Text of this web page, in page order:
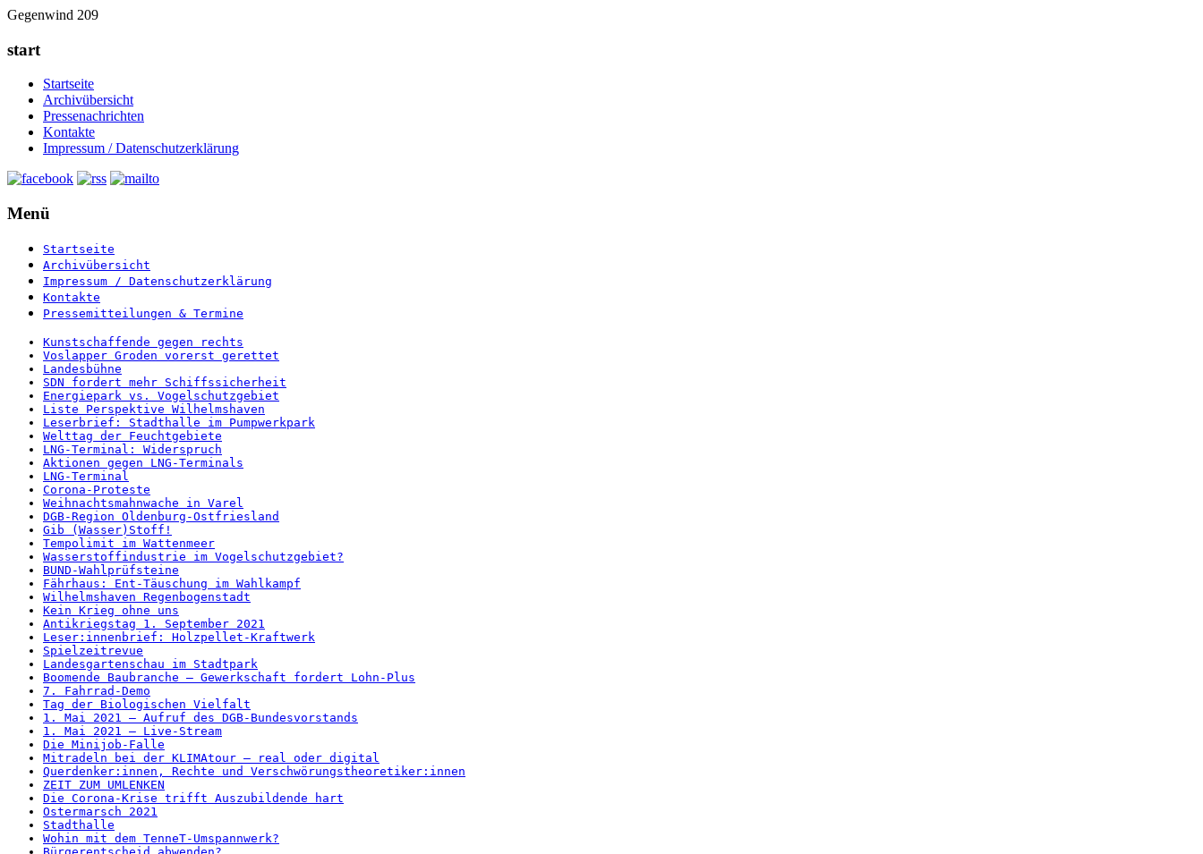
Gegenwind 209
start
Startseite
Archivübersicht
Pressenachrichten
Kontakte
Impressum / Datenschutzerklärung
Menü
Startseite
Archivübersicht
Impressum / Datenschutzerklärung
Kontakte
Pressemitteilungen & Termine
Kunstschaffende gegen rechts
Voslapper Groden vorerst gerettet
Landesbühne
SDN fordert mehr Schiffssicherheit
Energiepark vs. Vogelschutzgebiet
Liste Perspektive Wilhelmshaven
Leserbrief: Stadthalle im Pumpwerkpark
Welttag der Feuchtgebiete
LNG-Terminal: Widerspruch
Aktionen gegen LNG-Terminals
LNG-Terminal
Corona-Proteste
Weihnachtsmahnwache in Varel
DGB-Region Oldenburg-Ostfriesland
Gib (Wasser)Stoff!
Tempolimit im Wattenmeer
Wasserstoffindustrie im Vogelschutzgebiet?
BUND-Wahlprüfsteine
Fährhaus: Ent-Täuschung im Wahlkampf
Wilhelmshaven Regenbogenstadt
Kein Krieg ohne uns
Antikriegstag 1. September 2021
Leser:innenbrief: Holzpellet-Kraftwerk
Spielzeitrevue
Landesgartenschau im Stadtpark
Boomende Baubranche – Gewerkschaft fordert Lohn-Plus
7. Fahrrad-Demo
Tag der Biologischen Vielfalt
1. Mai 2021 – Aufruf des DGB-Bundesvorstands
1. Mai 2021 – Live-Stream
Die Minijob-Falle
Mitradeln bei der KLIMAtour – real oder digital
Querdenker:innen, Rechte und Verschwörungstheoretiker:innen
ZEIT ZUM UMLENKEN
Die Corona-Krise trifft Auszubildende hart
Ostermarsch 2021
Stadthalle
Wohin mit dem TenneT-Umspannwerk?